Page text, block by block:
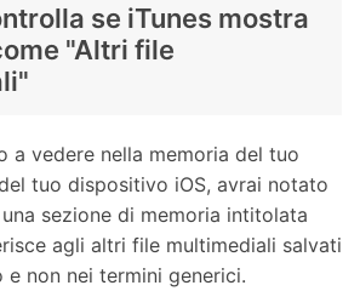
se iTunes mostra
"Altri file
a vedere nella memoria del tuo
tuo dispositivo iOS, avrai notato
sezione di memoria intitolata
agli altri file multimediali salvati
non nei termini generici.